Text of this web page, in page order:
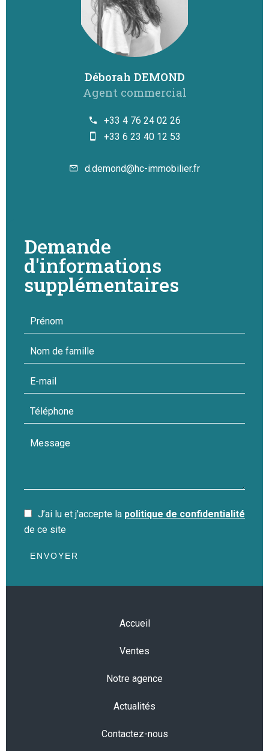
Déborah DEMOND
Agent commercial
+33 4 76 24 02 26
+33 6 23 40 12 53
d.demond@hc-immobilier.fr
Demande
d'informations
supplémentaires
J’ai lu et j'accepte la politique de confidentialité
de ce site
ENVOYER
Accueil
Ventes
Notre agence
Actualités
Contactez-nous